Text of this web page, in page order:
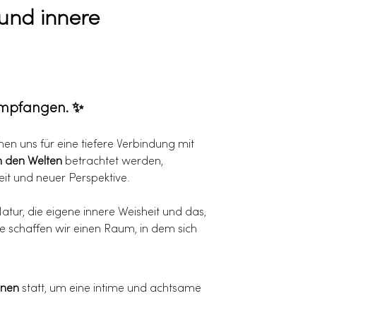
innere
✨
uns für eine tiefere Verbindung mit
den Welten betrachtet werden,
und neuer Perspektive.
die eigene innere Weisheit und das,
schaffen wir einen Raum, in dem sich
statt, um eine intime und achtsame